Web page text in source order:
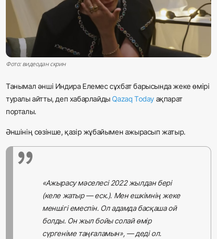
Жаңалықтар
Қоғам
Спорт
Журналистік зерттеу
Қазақ тілі
Фото: видеодан скрин
Танымал әнші Индира Елемес сұхбат барысында жеке өмірі
туралы айтты, деп хабарлайды Qazaq Today ақпарат
порталы.
Әншінің сөзінше, қазір жұбайымен ажырасып жатыр.
«Ажырасу мәселесі 2022 жылдан бері
(келе жатыр — еск.). Мен ешкімнің жеке
меншігі емеспін. Ол адамда басқаша ой
болды. Он жыл бойы солай өмір
сүргеніме таңғаламын», — деді ол.